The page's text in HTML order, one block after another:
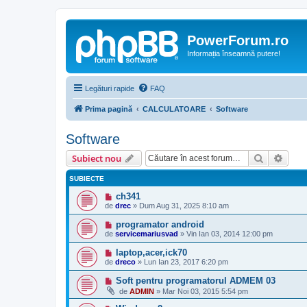
PowerForum.ro
Informația înseamnă putere!
Legături rapide FAQ
Prima pagină CALCULATOARE Software
Software
Subiect nou Căutare
SUBIECTE
ch341
de drec » Dum Aug 31, 2025 8:10 am
programator android
de servicemariusvad » Vin Ian 03, 2014 12:00 pm
laptop,acer,ick70
de dreco » Lun Ian 23, 2017 6:20 pm
Soft pentru programatorul ADMEM 03
de ADMIN » Mar Noi 03, 2015 5:54 pm